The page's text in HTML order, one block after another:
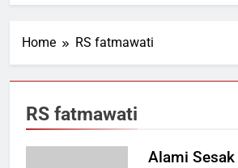
Home RS fatmawati
RS fatmawati
Alami